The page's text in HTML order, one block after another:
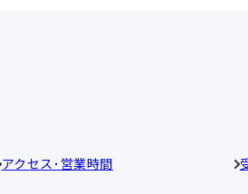
アクセス･営業時間